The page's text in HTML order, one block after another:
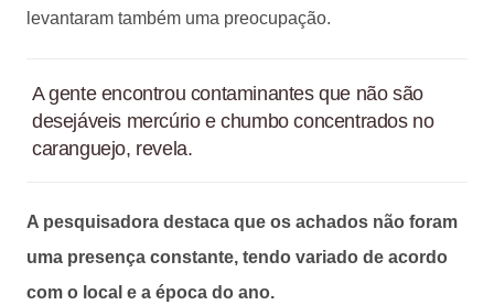
levantaram também uma preocupação.
A gente encontrou contaminantes que não são
desejáveis mercúrio e chumbo concentrados no
caranguejo, revela.
A pesquisadora destaca que os achados não foram
uma presença constante, tendo variado de acordo
com o local e a época do ano.